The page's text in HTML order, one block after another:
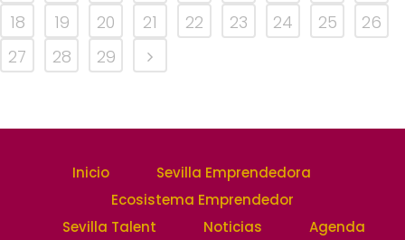
18
19 20 21 22 23 24 25
26
27
28 29
Inicio
Sevilla Emprendedora
Ecosistema Emprendedor
Sevilla Talent
Noticias Agenda